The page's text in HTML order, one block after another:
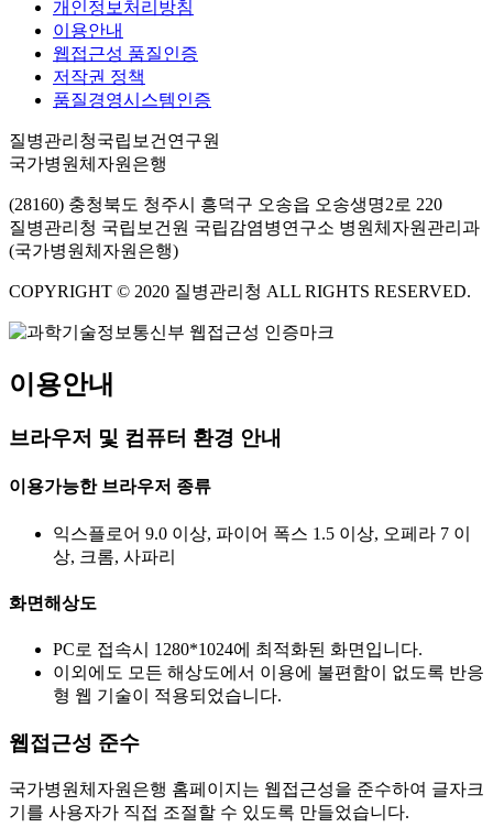
개인정보처리방침
이용안내
웹접근성 품질인증
저작권 정책
품질경영시스템인증
질병관리청국립보건연구원
국가병원체자원은행
(28160) 충청북도 청주시 흥덕구 오송읍 오송생명2로 220
질병관리청 국립보건원 국립감염병연구소 병원체자원관리과
(국가병원체자원은행)
COPYRIGHT © 2020 질병관리청 ALL RIGHTS RESERVED.
이용안내
브라우저 및 컴퓨터 환경 안내
이용가능한 브라우저 종류
익스플로어 9.0 이상, 파이어 폭스 1.5 이상, 오페라 7 이
상, 크롬, 사파리
화면해상도
PC로 접속시 1280*1024에 최적화된 화면입니다.
이외에도 모든 해상도에서 이용에 불편함이 없도록 반응
형 웹 기술이 적용되었습니다.
웹접근성 준수
국가병원체자원은행 홈페이지는 웹접근성을 준수하여 글자크
기를 사용자가 직접 조절할 수 있도록 만들었습니다.